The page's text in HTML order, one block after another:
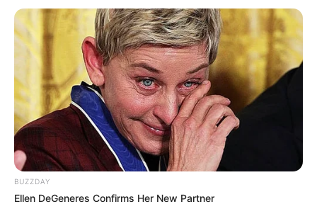
BUZZDAY
Ellen DeGeneres Confirms Her New Partner